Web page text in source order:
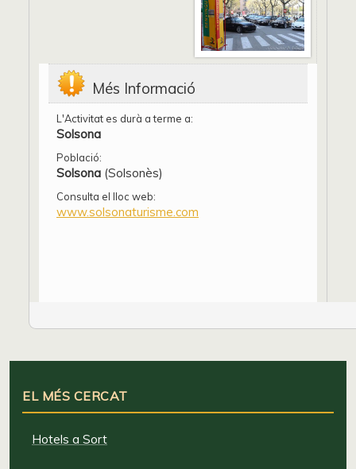
Més Informació
L'Activitat es durà a terme a:
Solsona
Població:
Solsona (Solsonès)
Consulta el lloc web:
www.solsonaturisme.com
EL MÉS CERCAT
Hotels a Sort